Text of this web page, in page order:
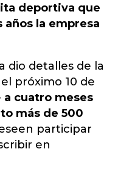
deportiva que
la empresa
dio detalles de la
próximo 10 de
a cuatro meses
más de 500
participar
en